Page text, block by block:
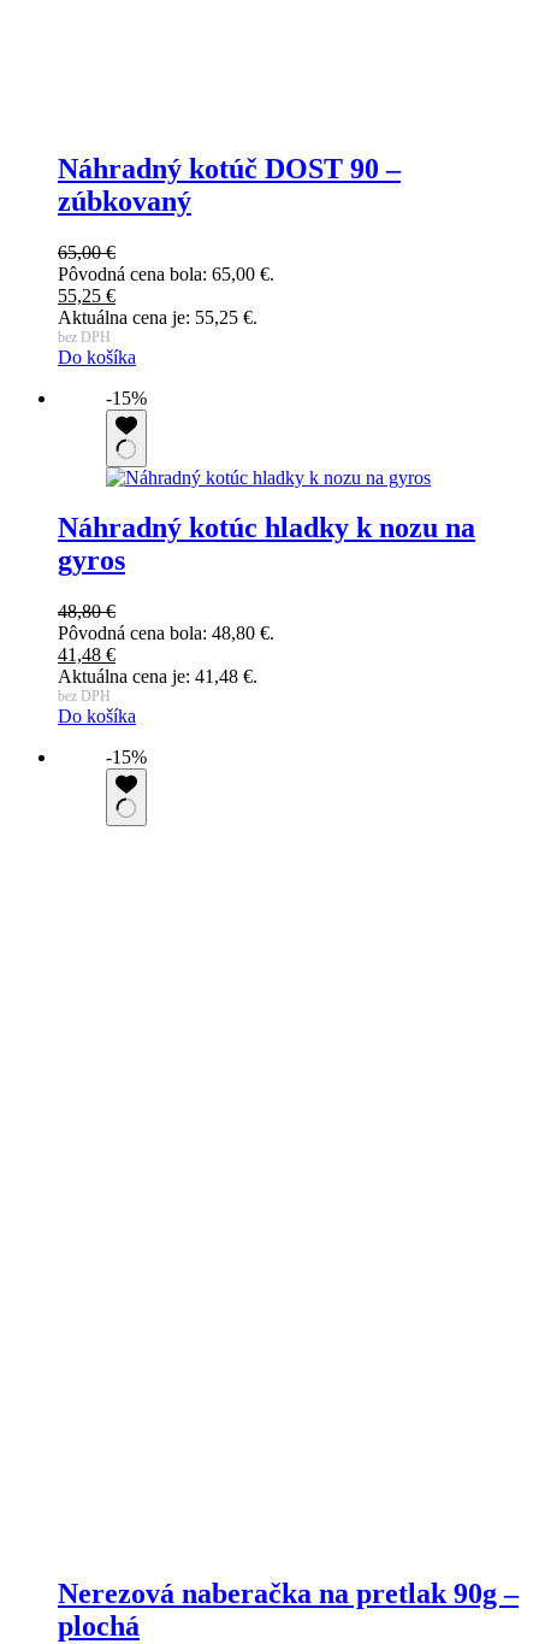
Náhradný kotúč DOST 90 –
zúbkovaný
65,00€
Pôvodná cena bola: 65,00 €.
55,25 €
Aktuálna cena je: 55,25 €.
bez DPH
Do košíka
-15%
Náhradný kotúc hladky k nozu na
gyros
48,80€
Pôvodná cena bola: 48,80 €.
41,48 €
Aktuálna cena je: 41,48 €.
bez DPH
Do košíka
-15%
Nerezová naberačka na pretlak 90g –
plochá